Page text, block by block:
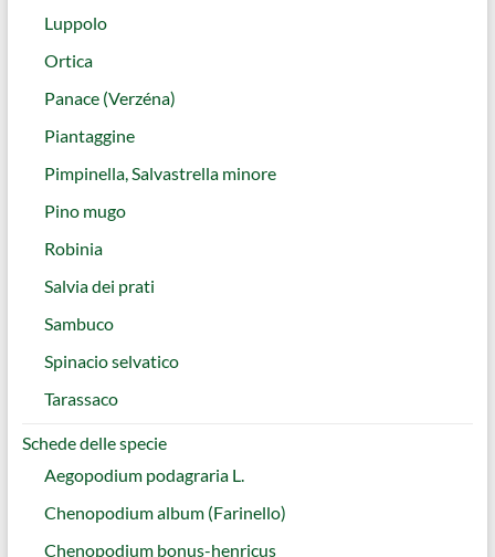
Luppolo
Ortica
Panace (Verzéna)
Piantaggine
Pimpinella, Salvastrella minore
Pino mugo
Robinia
Salvia dei prati
Sambuco
Spinacio selvatico
Tarassaco
Schede delle specie
Aegopodium podagraria L.
Chenopodium album (Farinello)
Chenopodium bonus-henricus